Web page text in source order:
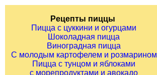
Рецепты пиццы
Пицца с цуккини и огурцами
Шоколадная пицца
Виноградная пицца
С молодым картофелем и розмарином
Пицца с тунцом и яблоками
с морепродуктами и авокадо